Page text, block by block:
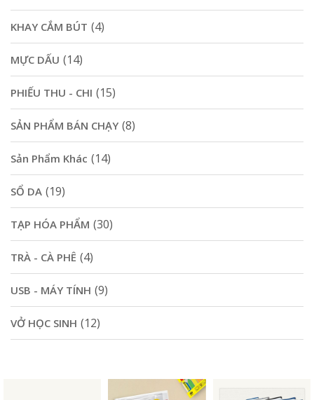
KHAY CẮM BÚT (4)
MỰC DẤU (14)
PHIẾU THU - CHI (15)
SẢN PHẨM BÁN CHẠY (8)
Sản Phẩm Khác (14)
SỔ DA (19)
TẠP HÓA PHẨM (30)
TRÀ - CÀ PHÊ (4)
USB - MÁY TÍNH (9)
VỞ HỌC SINH (12)